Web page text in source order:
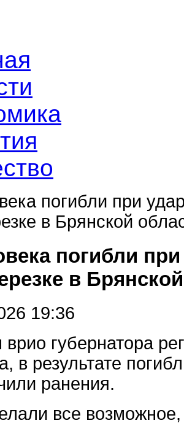
погибли
в
19:36
губернатора
в результате
ранения.
все